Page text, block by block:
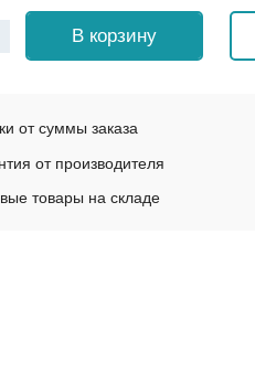
В корзину
от суммы заказа
от производителя
товары на складе